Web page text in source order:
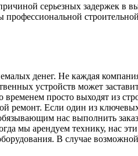
серьезных задержек
денег. Не каждая
устройств может
просто выходят из
ремонт. Если один из
нас выполнить
мы арендуем технику, нас
В случае